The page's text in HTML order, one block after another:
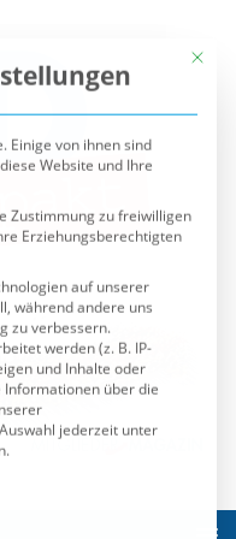
Website und Ihre
Zustimmung zu freiwilligen
Erziehungsberechtigten
auf unserer
während andere uns
zu verbessern.
werden (z. B. IP-
und Inhalte oder
über die
jederzeit unter